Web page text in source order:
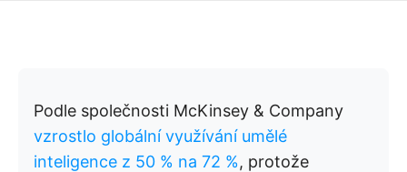
Podle společnosti McKinsey & Company
vzrostlo globální využívání umělé
inteligence z 50 % na 72 %, protože